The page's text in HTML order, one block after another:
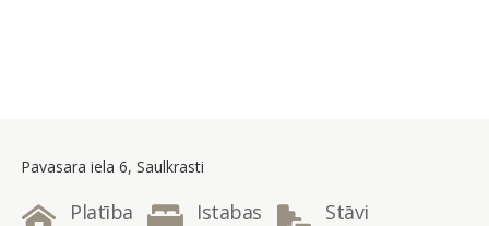
Pavasara iela 6, Saulkrasti
Platība Istabas Stāvi